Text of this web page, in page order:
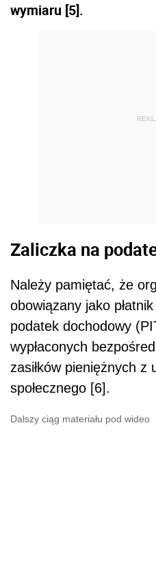
wymiaru [5].
Zaliczka na
Należy pamiętać, że
obowiązany jako
podatek dochodowy
wypłaconych
zasiłków pieniężnych z
społecznego [6].
Dalszy ciąg materiału pod wideo